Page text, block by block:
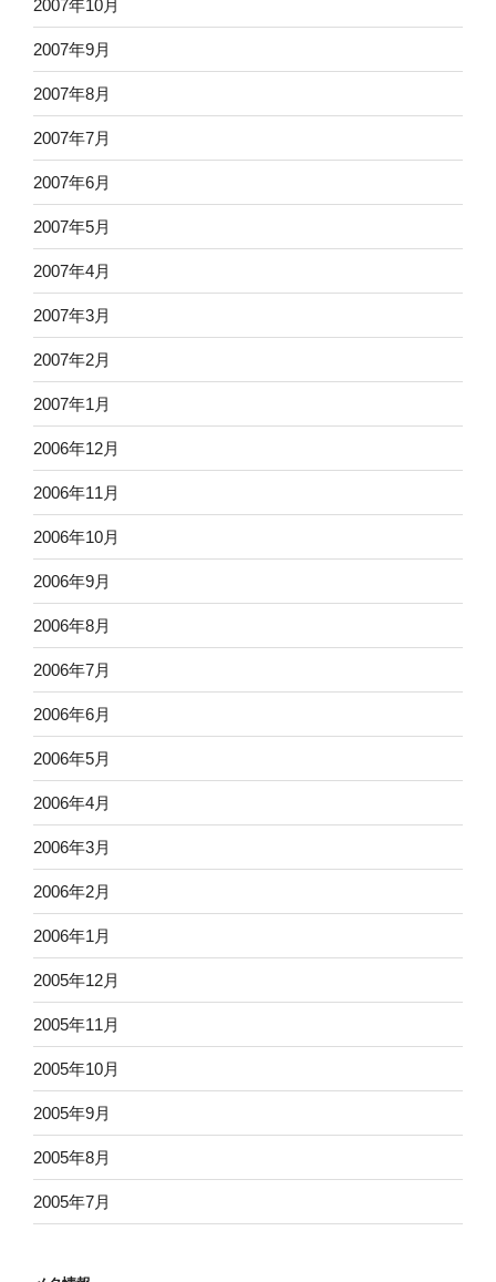
2007年10月
2007年9月
2007年8月
2007年7月
2007年6月
2007年5月
2007年4月
2007年3月
2007年2月
2007年1月
2006年12月
2006年11月
2006年10月
2006年9月
2006年8月
2006年7月
2006年6月
2006年5月
2006年4月
2006年3月
2006年2月
2006年1月
2005年12月
2005年11月
2005年10月
2005年9月
2005年8月
2005年7月